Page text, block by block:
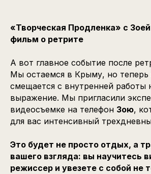
«Творческая Продленка» с
фильм о ретрите
А вот главное событие после
Мы остаемся в Крыму, но теперь
смещается с внутренней работы
выражение. Мы пригласили
видеосъемке на телефон Зою,
для вас интенсивный
Это будет не просто отдых, а
вашего взгляда: вы научитесь
режиссер и увезете с собой не